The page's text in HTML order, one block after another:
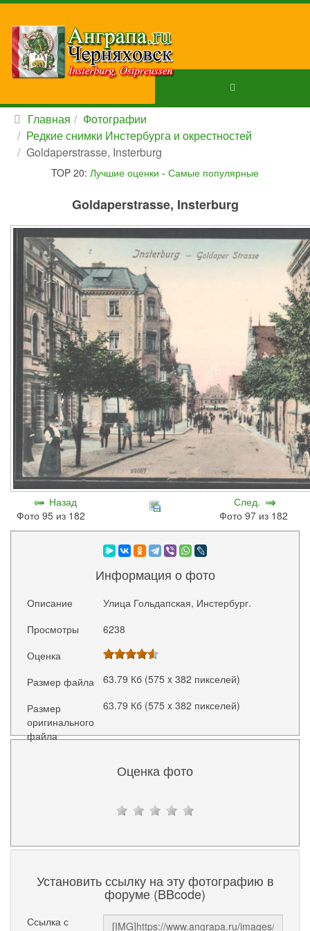
Главная
Фотографии
Редкие снимки Инстербурга и окрестностей
Goldaperstrasse, Insterburg
TOP 20: Лучшие оценки - Самые популярные
Goldaperstrasse, Insterburg
Назад
Фото 95 из 182
След.
Фото 97 из 182
Информация о фото
Описание
Улица Гольдапская, Инстербург.
Просмотры
6238
Оценка
Размер файла
63.79 Кб (575 x 382 пикселей)
Размер
оригинального
файла
63.79 Кб (575 x 382 пикселей)
Оценка фото
Установить ссылку на эту фотографию в
форуме (BBcode)
Ссылка с